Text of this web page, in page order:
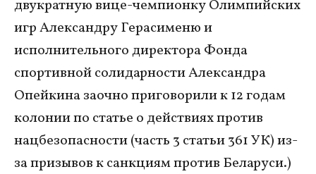
двукратную вице-чемпионку Олимпийских
игр Александру Герасименю и
исполнительного директора Фонда
спортивной солидарности Александра
Опейкина заочно приговорили к 12 годам
колонии по статье о действиях против
нацбезопасности (часть 3 статьи 361 УК) из-
за призывов к санкциям против Беларуси.)